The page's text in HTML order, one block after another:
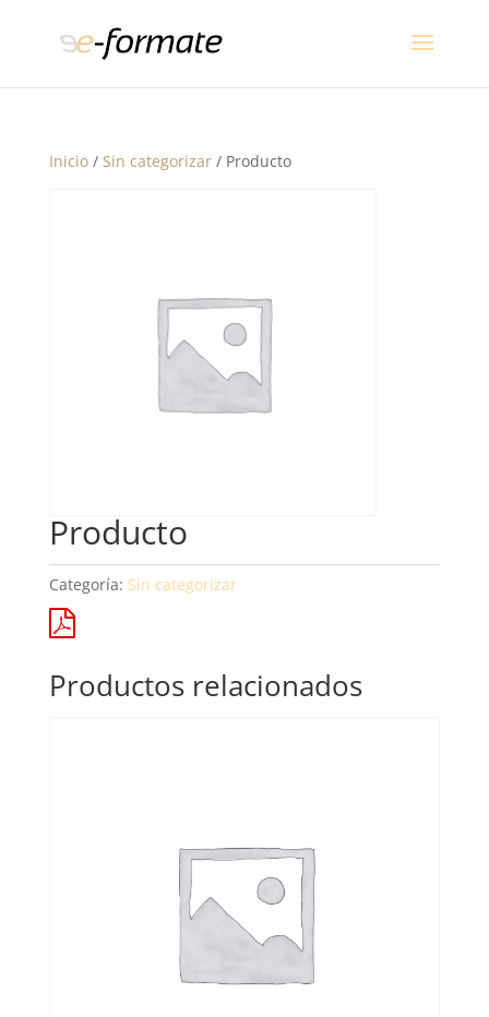
Inicio/ Sin categorizar/ Producto
Producto
Categoría: Sin categorizar
Productos relacionados